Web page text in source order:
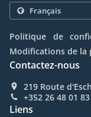
Politique de
Modifications de la
Contactez-nous
219 Route
+352 26 48 01 83
Liens